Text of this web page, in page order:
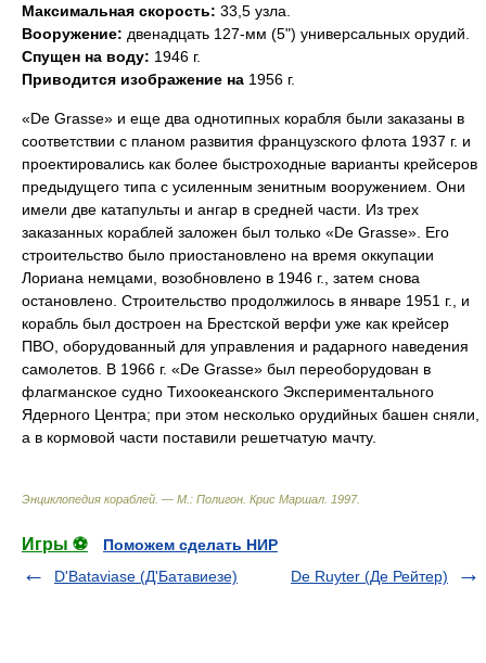
Максимальная скорость: 33,5 узла.
Вооружение: двенадцать 127-мм (5") универсальных орудий.
Спущен на воду: 1946 г.
Приводится изображение на 1956 г.
«De Grasse» и еще два однотипных корабля были заказаны в
соответствии с планом развития французского флота 1937 г. и
проектировались как более быстроходные варианты крейсеров
предыдущего типа с усиленным зенитным вооружением. Они
имели две катапульты и ангар в средней части. Из трех
заказанных кораблей заложен был только «De Grasse». Его
строительство было приостановлено на время оккупации
Лориана немцами, возобновлено в 1946 г., затем снова
остановлено. Строительство продолжилось в январе 1951 г., и
корабль был достроен на Брестской верфи уже как крейсер
ПВО, оборудованный для управления и радарного наведения
самолетов. В 1966 г. «De Grasse» был переоборудован в
флагманское судно Тихоокеанского Экспериментального
Ядерного Центра; при этом несколько орудийных башен сняли,
а в кормовой части поставили решетчатую мачту.
Энциклопедия кораблей. — М.: Полигон Крис Маршал 1997.
Игры ⚽
Поможем сделать НИР
D'Bataviase (Д'Батавиезе)
De Ruyter (Де Рейтер)